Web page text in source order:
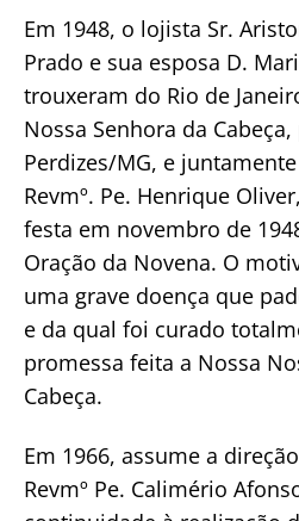
Em 1948, o lojista Sr.
Prado e sua esposa D.
trouxeram do Rio de
Nossa Senhora da
Perdizes/MG, e
Revmº. Pe. Henrique
festa em novembro de
Oração da Novena. O
uma grave doença que
e da qual foi curado
promessa feita a Nossa
Cabeça.
Em 1966, assume a
Revmº Pe. Calimério